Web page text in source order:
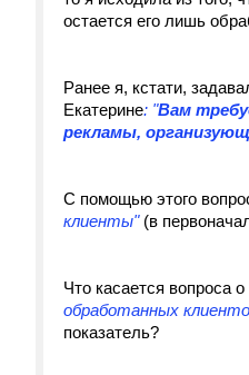
остается его лишь
Ранее я, кстати,
Екатерине: "Вам
рекламы,
С помощью этого
клиенты" (в
Что касается вопроса
обработанных
показатель?